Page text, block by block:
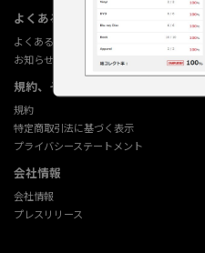
よくあるご質問 (Q&A)
よくあるご質問 (Q&A)
お知らせ
規約、その他
規約
特定商取引法に基づく表示
プライバシーステートメント
会社情報
会社情報
プレスリリース